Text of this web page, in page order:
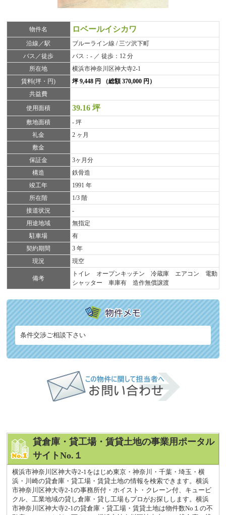
物件名 ロベールイシカワ
沿線／駅
ブルーライン線 / 三ツ沢下町
バス／徒歩
バス：- ／ 徒歩：12 分
所在地
横浜市神奈川区神大寺2-1
賃料(坪・円)
坪 9,448 円 （総額 370,000 円）
共益費
使用面積
39.16 坪
敷地面積
- 坪
礼金
2 ヶ月
敷金
保証金
3ヶ月分
構造
鉄骨造
竣工年
1991 年
所在階
1/3 階
接道状況
-
用途地域
無指定
駐車場
有
契約期間
3 年
現況
現空
備考
トイレ オープンキッチン 冷蔵庫 エアコン 電動
シャッター 車庫有 造作無償譲渡
条件交渉ご相談下さい
貸倉庫・貸工場・賃貸土地の事業用ポータル
サイトNo.１
横浜市神奈川区神大寺2-1をはじめ東京・神奈川・千葉・埼玉・横
浜・川崎の貸倉庫・貸工場・賃貸土地の情報を検索できます。横浜
市神奈川区神大寺2-1の事務所付・ホイスト・クレーン付、キュービ
クル、工業地域の貸し倉庫・貸し工場もプロがお探しします。横浜
市神奈川区神大寺2-1の貸倉庫・貸工場・賃貸土地は物件数No１の不